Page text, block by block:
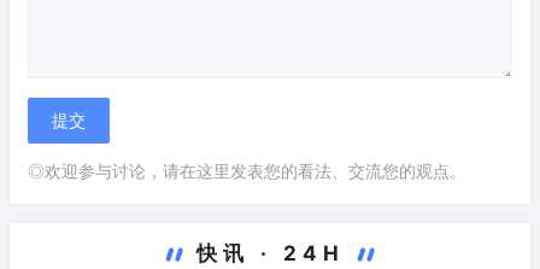
◎欢迎参与讨论，请在这里发表您的看法、交流您的观点。
快讯 · 24H